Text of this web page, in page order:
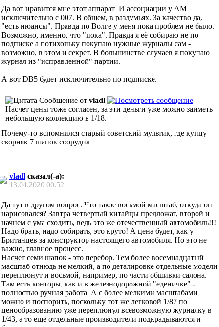
Да вот нравится мне этот аппарат И ассоциации у AM
исключительно с 007. В общем, в раздумьях. За качество да,
"есть нюансы". Правда по Волге у меня пока проблем не было.
Возможно, именно, что "пока". Правда я её собираю не по
подписке а потихоньку покупаю нужные журналы сам -
возможно, в этом и секрет. В большинстве случаев я покупаю
журнал из "исправленной" партии.
А вот DB5 будет исключительно по подписке.
Сообщение от vladl
Насчет цены тоже согласен, за эти деньги уже можно заиметь
небольшую коллекцию в 1/18.
Почему-то вспомнился старый советский мультик, где купцу
скорняк 7 шапок соорудил
vladl сказал(-а):
13.04.2020 00:52
Да тут в другом вопрос. Что такое восьмой масштаб, откуда он
нарисовался? Завтра четвертый китайцы предложат, второй и
начнем с ума сходить, ведь это же отечественный автомобиль!!!
Надо брать, надо собирать, это круто! А цена будет, как у
Британцев за конструктор настоящего автомобиля. Но это не
важно, главное процесс.
Насчет семи шапок - это перебор. Тем более восемнадцатый
масштаб отнюдь не мелкий, а по деталировке отдельные модели
переплюнут и восьмой, например, по части обшивки салона.
Там есть конторы, как и в железнодорожной "еденичке" -
полностью ручная работа. А с более мелкими масштабами
можно и поспорить, поскольку тот же легковой 1/87 по
ценообразованию уже переплюнул всевозможную журналку в
1/43, а то еще отдельные производители подкрадываются и